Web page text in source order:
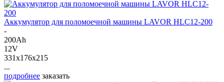
Аккумулятор для поломоечной машины LAVOR HLC12-200
-
200Ah
12V
331x176x215
...
подробнее заказать